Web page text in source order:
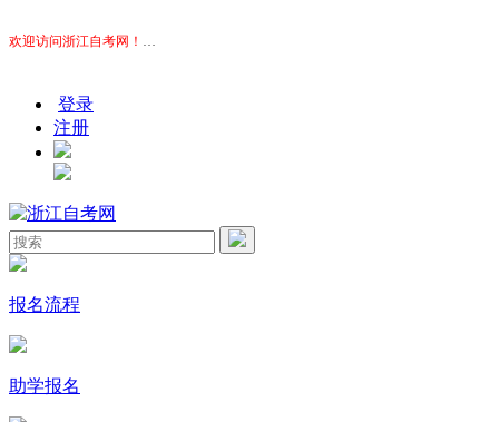
欢迎访问浙江自考网！
本站为考生提供浙江自考信息服务，网站信息供学习交流使
登录
注册
报名流程
助学报名